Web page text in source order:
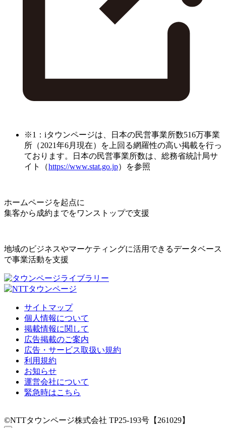
※1：iタウンページは、日本の民営事業所数516万事業
所（2021年6月現在）を上回る網羅性の高い掲載を行っ
ております。日本の民営事業所数は、総務省統計局サ
イト（https://www.stat.go.jp）を参照
ホームページを起点に
集客から成約までをワンストップで支援
地域のビジネスやマーケティングに活用できるデータベース
で事業活動を支援
サイトマップ
個人情報について
掲載情報に関して
広告掲載のご案内
広告・サービス取扱い規約
利用規約
お知らせ
運営会社について
緊急時はこちら
©NTTタウンページ株式会社 TP25-193号【261029】